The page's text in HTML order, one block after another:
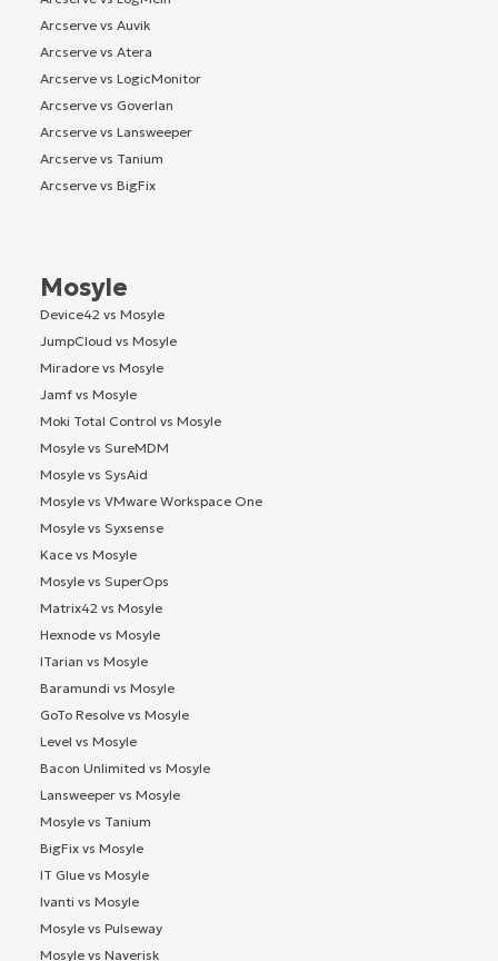
Arcserve vs Auvik
Arcserve vs Atera
Arcserve vs LogicMonitor
Arcserve vs Goverlan
Arcserve vs Lansweeper
Arcserve vs Tanium
Arcserve vs BigFix
Mosyle
Device42 vs Mosyle
JumpCloud vs Mosyle
Miradore vs Mosyle
Jamf vs Mosyle
Moki Total Control vs Mosyle
Mosyle vs SureMDM
Mosyle vs SysAid
Mosyle vs VMware Workspace One
Mosyle vs Syxsense
Kace vs Mosyle
Mosyle vs SuperOps
Matrix42 vs Mosyle
Hexnode vs Mosyle
ITarian vs Mosyle
Baramundi vs Mosyle
GoTo Resolve vs Mosyle
Level vs Mosyle
Bacon Unlimited vs Mosyle
Lansweeper vs Mosyle
Mosyle vs Tanium
BigFix vs Mosyle
IT Glue vs Mosyle
Ivanti vs Mosyle
Mosyle vs Pulseway
Mosyle vs Naverisk